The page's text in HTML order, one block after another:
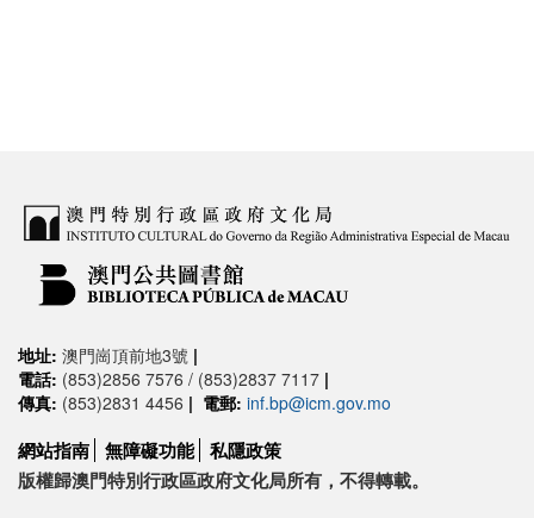
地址: 澳門崗頂前地3號 |
電話: (853)2856 7576 / (853)2837 7117 |
傳真: (853)2831 4456 | 電郵: inf.bp@icm.gov.mo
網站指南 無障礙功能 私隱政策
版權歸澳門特別行政區政府文化局所有，不得轉載。